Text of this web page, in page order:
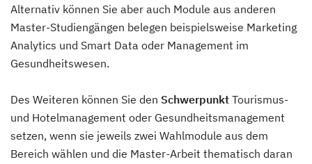
Alternativ können Sie aber auch Module aus anderen
Master-Studiengängen belegen beispielsweise Marketing
Analytics und Smart Data oder Management im
Gesundheitswesen.
Des Weiteren können Sie den Schwerpunkt Tourismus-
und Hotelmanagement oder Gesundheitsmanagement
setzen, wenn sie jeweils zwei Wahlmodule aus dem
Bereich wählen und die Master-Arbeit thematisch daran